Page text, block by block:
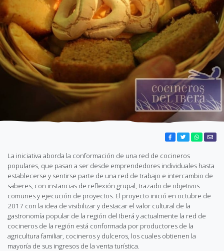
La iniciativa aborda la conformación de una red de cocineros
populares, que pasan a ser desde emprendedores individuales hasta
establecerse y sentirse parte de una red de trabajo e intercambio de
saberes, con instancias de reflexión grupal, trazado de objetivos
comunes y ejecución de proyectos. El proyecto inició en octubre de
2017 con la idea de visibilizar y destacar el valor cultural de la
gastronomía popular de la región del Iberá y actualmente la red de
cocineros de la región está conformada por productores de la
agricultura familiar, cocineros y dulceros, los cuales obtienen la
mayoría de sus ingresos de la venta turística.